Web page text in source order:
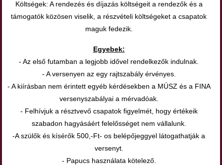
Költségek: A rendezés és díjazás költségeit a rendezők és a
támogatók közösen viselik, a részvételi költségeket a csapatok
maguk fedezik.
Egyebek:
- Az első futamban a legjobb idővel rendelkezők indulnak.
- A versenyen az egy rajtszabály érvényes.
- A kiírásban nem érintett egyéb kérdésekben a MÚSZ és a FINA
versenyszabályai a mérvadóak.
- Felhívjuk a résztvevő csapatok figyelmét, hogy értékeik
szabadon hagyásáért felelősséget nem vállalunk.
-A szülők és kísérők 500,-Ft- os belépőjeggyel látogathatják a
versenyt.
- Papucs használata kötelező.